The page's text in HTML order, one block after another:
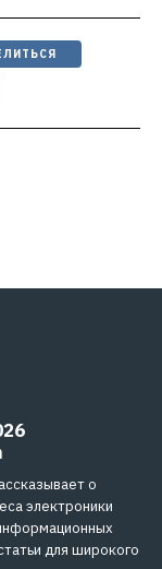
о
электроники
для широкого